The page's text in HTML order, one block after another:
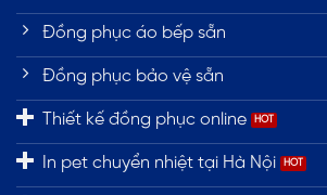
Đồng phục áo bếp sẵn
Đồng phục bảo vệ sẵn
Thiết kế đồng phục online
In pet chuyển nhiệt tại Hà Nội